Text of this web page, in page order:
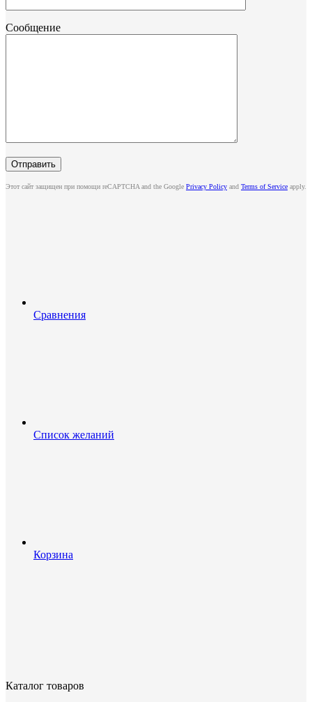
Сообщение
Этот сайт защищен при помощи reCAPTCHA and the Google Privacy Policy and Terms of Service apply.
Сравнения
Список желаний
Корзина
Каталог товаров